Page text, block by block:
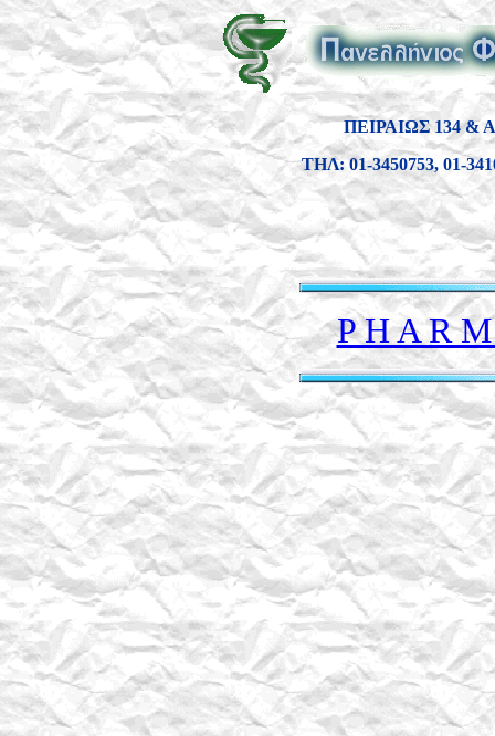
ΠΕΙΡΑΙΩΣ 134
ΤΗΛ: 01-3450753, 01-
P H A R